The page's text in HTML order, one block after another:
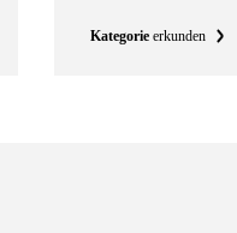
Kategorieerkunden